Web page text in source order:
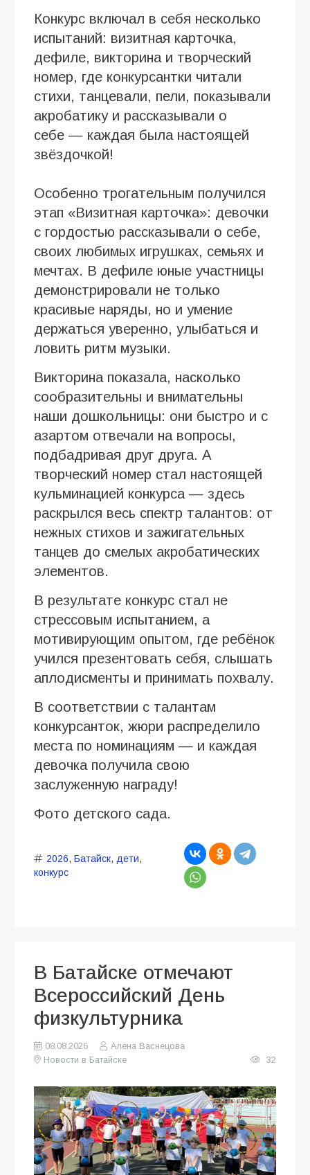
Конкурс включал в себя несколько
испытаний: визитная карточка,
дефиле, викторина и творческий
номер, где конкурсантки читали
стихи, танцевали, пели, показывали
акробатику и рассказывали о
себе — каждая была настоящей
звёздочкой!
Особенно трогательным получился
этап «Визитная карточка»: девочки
с гордостью рассказывали о себе,
своих любимых игрушках, семьях и
мечтах. В дефиле юные участницы
демонстрировали не только
красивые наряды, но и умение
держаться уверенно, улыбаться и
ловить ритм музыки.
Викторина показала, насколько
сообразительны и внимательны
наши дошкольницы: они быстро и с
азартом отвечали на вопросы,
подбадривая друг друга. А
творческий номер стал настоящей
кульминацией конкурса — здесь
раскрылся весь спектр талантов: от
нежных стихов и зажигательных
танцев до смелых акробатических
элементов.
В результате конкурс стал не
стрессовым испытанием, а
мотивирующим опытом, где ребёнок
учился презентовать себя, слышать
аплодисменты и принимать похвалу.
В соответствии с талантам
конкурсанток, жюри распределило
места по номинациям — и каждая
девочка получила свою
заслуженную награду!
Фото детского сада.
2026, Батайск, дети,
конкурс
В Батайске отмечают
Всероссийский День
физкультурника
08.08.2026
Алена Васнецова
Новости в Батайске
32